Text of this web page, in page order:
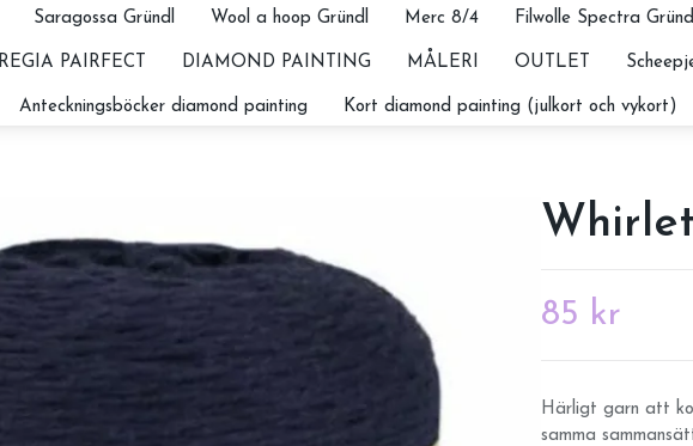
Saragossa Gründl Wool a hoop Gründl Merc 8/4 Filwolle Spectra Gründl
REGIA PAIRFECT DIAMOND PAINTING MÅLERI OUTLET
Anteckningsböcker diamond painting Kort diamond painting (julkort och vykort)
85 kr
Härligt garn att
samma